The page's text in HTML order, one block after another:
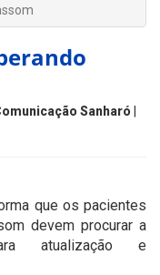
Sanharó
que os pacientes
devem procurar a
atualização e